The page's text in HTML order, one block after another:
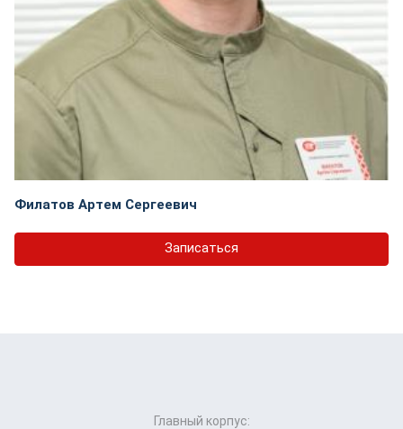
Филатов Артем Сергеевич
Записаться
Главный корпус: